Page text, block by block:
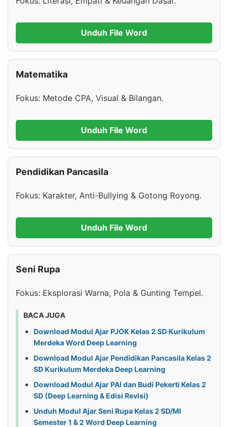
Unduh File Word
Matematika
Fokus: Metode CPA, Visual & Bilangan.
Unduh File Word
Pendidikan Pancasila
Fokus: Karakter, Anti-Bullying & Gotong Royong.
Unduh File Word
Seni Rupa
Fokus: Eksplorasi Warna, Pola & Gunting Tempel.
BACA JUGA
Download Modul Ajar PJOK Kelas 2 SD Kurikulum
Merdeka Word Deep Learning
Download Modul Ajar Pendidikan Pancasila Kelas 2
SD Kurikulum Merdeka Deep Learning
Download Modul Ajar PAI dan Budi Pekerti Kelas 2
SD (Deep Learning & Edisi Revisi)
Unduh Modul Ajar Seni Rupa Kelas 2 SD/MI
Semester 1 & 2 Word Deep Learning